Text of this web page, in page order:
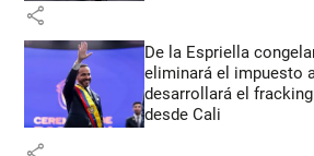
share
De la Espriella
eliminará el impuesto
desarrollará el
desde Cali